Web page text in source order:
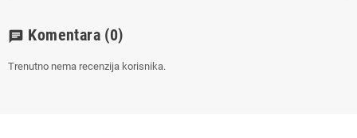
chat Komentara (0)
Trenutno nema recenzija korisnika.